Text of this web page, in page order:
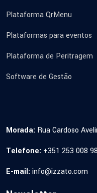
Plataforma QrMenu
Plataformas para eventos
Plataforma de Peritragem
Software de Gestão
Morada: Rua Cardoso
Telefone: +351 253 008
E-mail: info@izzato.com